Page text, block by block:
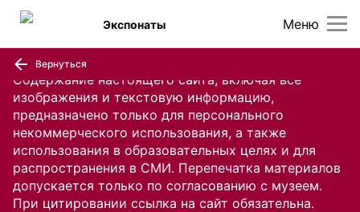
Содержание настоящего сайта, включая все
изображения и текстовую информацию,
предназначено только для персонального
некоммерческого использования, а также
использования в образовательных целях и для
распространения в СМИ. Перепечатка материалов
допускается только по согласованию с музеем.
При цитировании ссылка на сайт обязательна.
Меню
Экспонаты
Вернуться